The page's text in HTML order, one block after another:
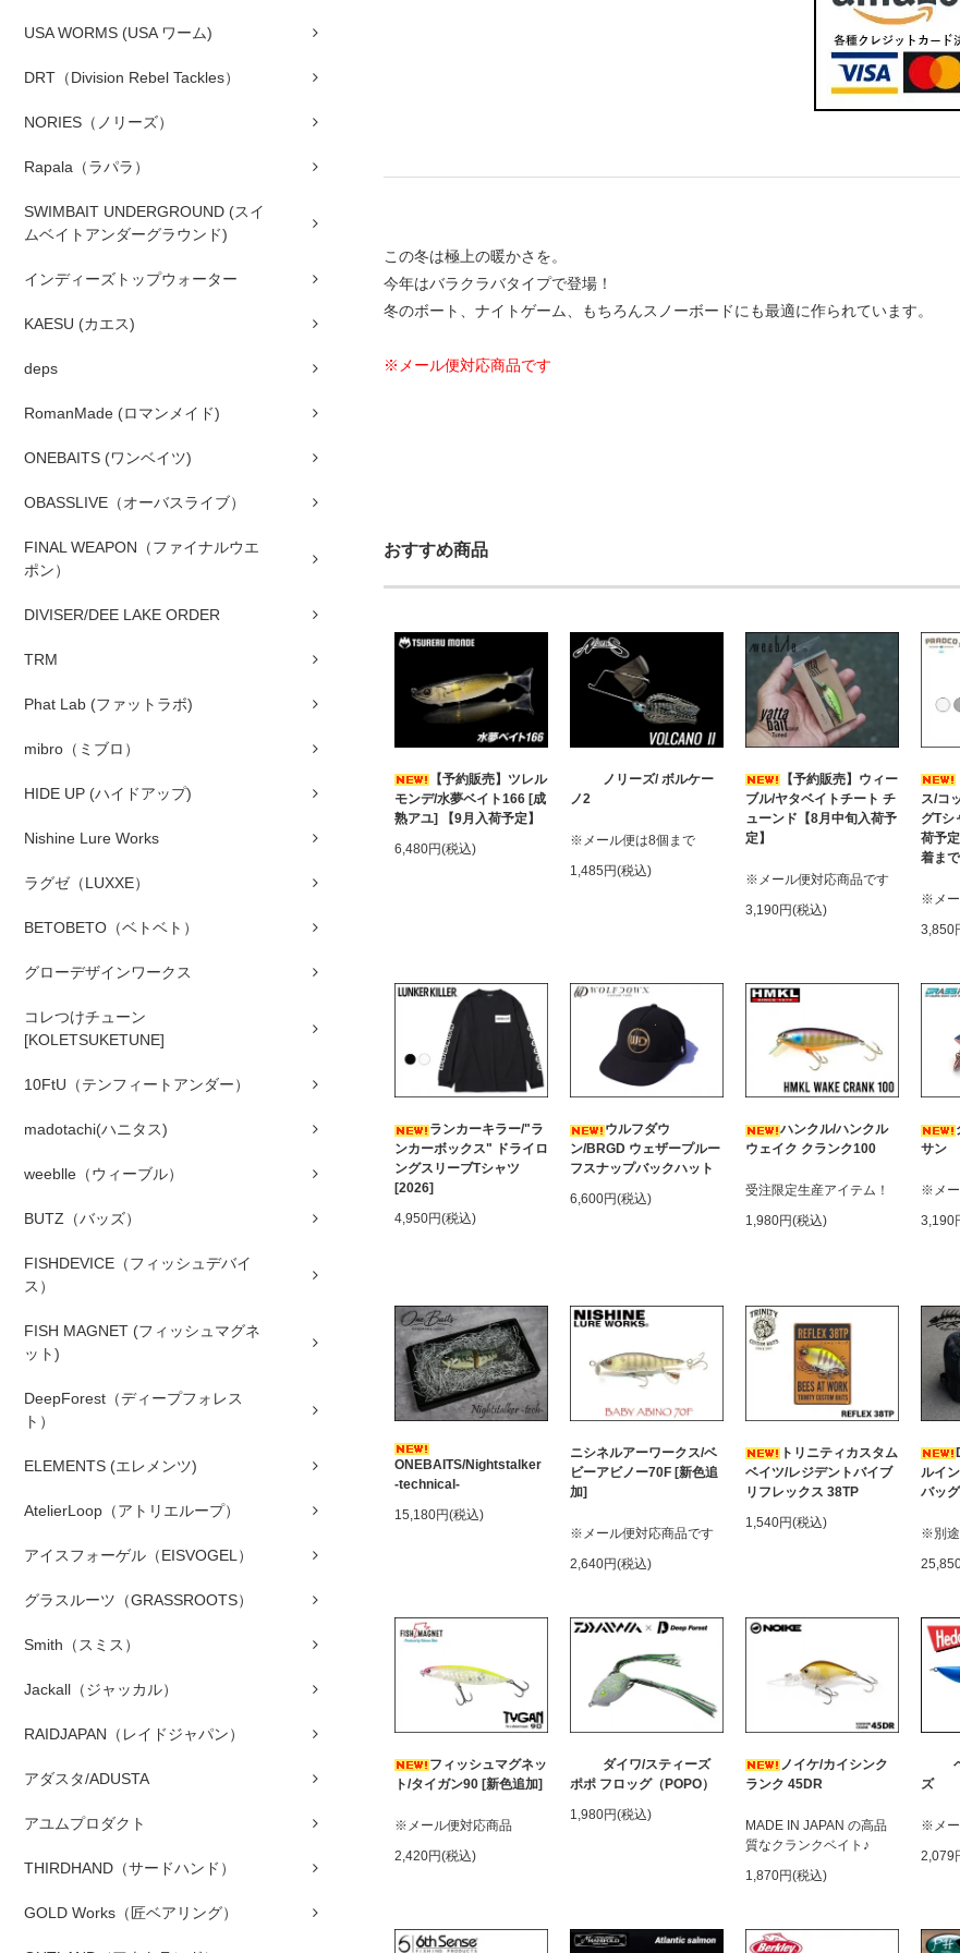
USA WORMS (USA ワーム)
DRT（Division Rebel Tackles）
NORIES（ノリーズ）
Rapala（ラパラ）
SWIMBAIT UNDERGROUND (スイ
ムベイトアンダーグラウンド)
インディーズトップウォーター
KAESU (カエス)
deps
RomanMade (ロマンメイド)
ONEBAITS (ワンベイツ)
OBASSLIVE（オーバスライブ）
FINAL WEAPON（ファイナルウエ
ポン）
DIVISER/DEE LAKE ORDER
TRM
Phat Lab (ファットラボ)
mibro（ミブロ）
HIDE UP (ハイドアップ)
Nishine Lure Works
ラグゼ（LUXXE）
BETOBETO（ベトベト）
グローデザインワークス
コレつけチューン
[KOLETSUKETUNE]
10FtU（テンフィートアンダー）
madotachi(ハニタス)
weeblle（ウィーブル）
BUTZ（バッズ）
FISHDEVICE（フィッシュデバイ
ス）
FISH MAGNET (フィッシュマグネ
ット)
DeepForest（ディープフォレス
ト）
ELEMENTS (エレメンツ)
AtelierLoop（アトリエループ）
アイスフォーゲル（EISVOGEL）
グラスルーツ（GRASSROOTS）
Smith（スミス）
Jackall（ジャッカル）
RAIDJAPAN（レイドジャパン）
アダスタ/ADUSTA
アユムプロダクト
THIRDHAND（サードハンド）
GOLD Works（匠ベアリング）
この冬は極上の暖かさを。
今年はバラクラバタイプで登場！
冬のボート、ナイトゲーム、もちろんスノーボードにも最適に作られています。
※メール便対応商品です
おすすめ商品
【予約販売】ツレル
モンデ/水夢ベイト166 [成
熟アユ] 【9月入荷予定】
6,480円(税込)
ノリーズ/ ボルケー
ノ2
※メール便は8個まで
1,485円(税込)
【予約販売】ウィー
ブル/ヤタベイトチート チ
ューンド【8月中旬入荷予
定】
※メール便対応商品です
3,190円(税込)
ス/コ
グTシ
荷予
着まで
※メー
3,850
ランカーキラー/"ラ
ンカーボックス" ドライロ
ングスリーブTシャツ
[2026]
4,950円(税込)
ウルフダウ
ン/BRGD ウェザープルー
フスナップバックハット
6,600円(税込)
ハンクル/ハンクル
ウェイク クランク100
受注限定生産アイテム！
1,980円(税込)
サン
※メー
3,190
ONEBAITS/Nightstalker
-technical-
15,180円(税込)
ニシネルアーワークス/ベ
ビーアビノー70F [新色追
加]
※メール便対応商品です
2,640円(税込)
トリニティカスタム
ベイツ/レジデントバイブ
リフレックス 38TP
1,540円(税込)
ルイ
バッ
※別途
フィッシュマグネッ
ト/タイガン90 [新色追加]
※メール便対応商品
2,420円(税込)
ダイワ/スティーズ
ポポ フロッグ（POPO）
1,980円(税込)
ノイケ/カイシンク
ランク 45DR
MADE IN JAPAN の高品
質なクランクベイト♪
1,870円(税込)
ズ
※メー
2,079